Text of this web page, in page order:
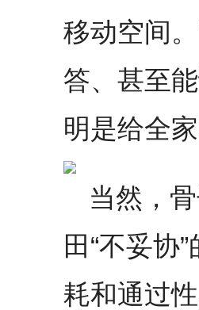
移动空间
答、甚至
明是给全
当然，
田“不妥协
耗和通过